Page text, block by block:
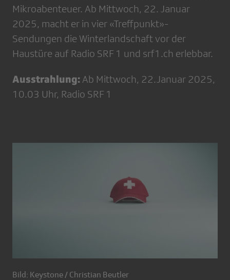
Mikroabenteuer. Ab Mittwoch, 22. Januar
2025, macht er in vier «Treffpunkt»-
Sendungen die Winterlandschaft vor der
Haustüre auf Radio SRF 1 und srf1.ch erlebbar.
Ausstrahlung: Ab Mittwoch, 22.Januar 2025,
10.03 Uhr, Radio SRF 1
Bild: Keystone / Christian Beutler